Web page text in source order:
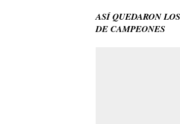
ASÍ QUEDARON
DE CAMPEONES